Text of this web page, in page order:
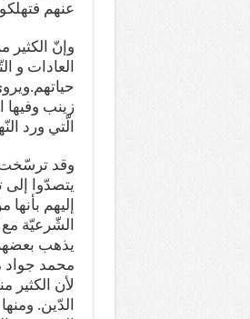
عنهم
وإنّ
العادات و
زينب
الّتي ورد
وقد ترسّخت
يتصدّوا إلى
إليهم
الشّرعيّة
يذهب
محمد جواد
لأن الكثير
الدّين.